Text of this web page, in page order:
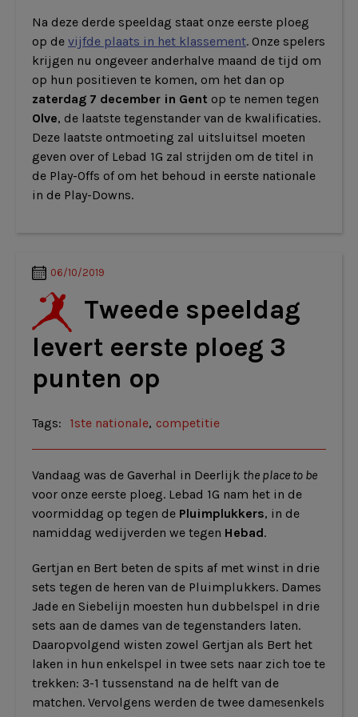
Na deze derde speeldag staat onze eerste ploeg
op de vijfde plaats in het klassement. Onze spelers
krijgen nu ongeveer anderhalve maand de tijd om
op hun positieven te komen, om het dan op
zaterdag 7 december in Gent op te nemen tegen
Olve, de laatste tegenstander van de kwalificaties.
Deze laatste ontmoeting zal uitsluitsel moeten
geven over of Lebad 1G zal strijden om de titel in
de Play-Offs of om het behoud in eerste nationale
in de Play-Downs.
06/10/2019
Tweede speeldag
levert eerste ploeg 3
punten op
Tags: 1ste nationale, competitie
Vandaag was de Gaverhal in Deerlijk the place to be
voor onze eerste ploeg. Lebad 1G nam het in de
voormiddag op tegen de Pluimplukkers, in de
namiddag wedijverden we tegen Hebad.
Gertjan en Bert beten de spits af met winst in drie
sets tegen de heren van de Pluimplukkers. Dames
Jade en Siebelijn moesten hun dubbelspel in drie
sets aan de dames van de tegenstanders laten.
Daaropvolgend wisten zowel Gertjan als Bert het
laken in hun enkelspel in twee sets naar zich toe te
trekken: 3-1 tussenstand na de helft van de
matchen. Vervolgens werden de twee damesenkels